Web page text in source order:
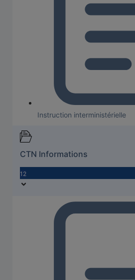
Instruction interministérielle
CTN Informations
12